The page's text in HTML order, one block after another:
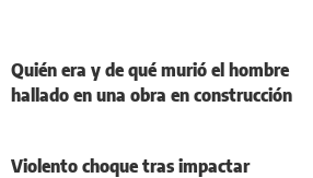
Quién era y de qué murió el hombre
hallado en una obra en construcción
Violento choque tras impactar